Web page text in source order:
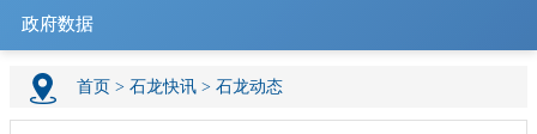
政府数据
首页 > 石龙快讯 > 石龙动态